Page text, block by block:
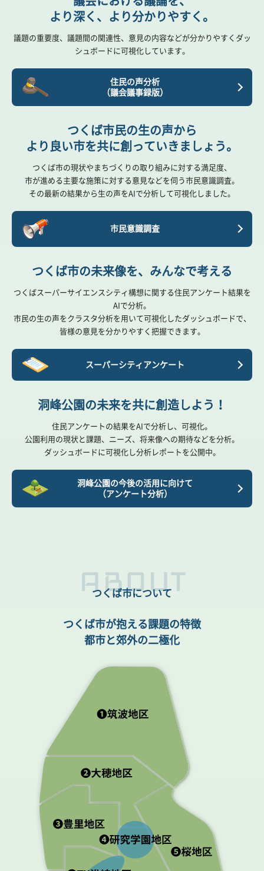
より深く、より分かりやすく。
議題の重要度、議題間の関連性、意見の内容などが分かりやすくダッ
シュボードに可視化しています。
住民の声分析
（議会議事録版）
つくば市民の生の声から
より良い市を共に創っていきましょう。
つくば市の現状やまちづくりの取り組みに対する満足度、
市が進める主要な施策に対する意見などを伺う市民意識調査。
その最新の結果から生の声をAIで分析して可視化しました。
市民意識調査
つくば市の未来像を、みんなで考える
つくばスーパーサイエンスシティ構想に関する住民アンケート結果を
AIで分析。
市民の生の声をクラスタ分析を用いて可視化したダッシュボードで、
皆様の意見を分かりやすく把握できます。
スーパーシティアンケート
洞峰公園の未来を共に創造しよう！
住民アンケートの結果をAIで分析し、可視化。
公園利用の現状と課題、ニーズ、将来像への期待などを分析。
ダッシュボードに可視化し分析レポートを公開中。
洞峰公園の今後の活用に向けて
（アンケート分析）
ABOUT
つくば市について
つくば市が抱える課題の特徴
都市と郊外の二極化